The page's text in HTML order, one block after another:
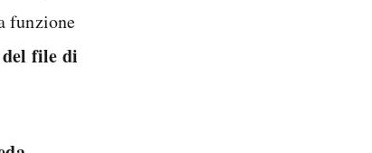
funzione
del file di